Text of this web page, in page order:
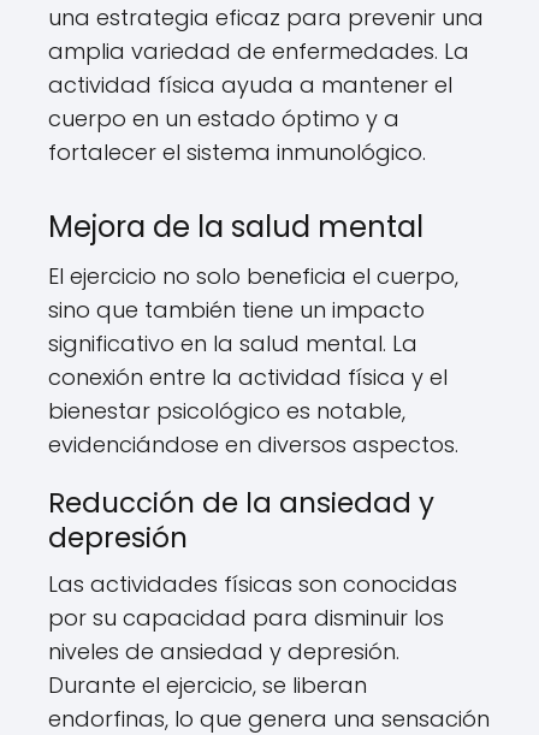
una estrategia eficaz para prevenir una
amplia variedad de enfermedades. La
actividad física ayuda a mantener el
cuerpo en un estado óptimo y a
fortalecer el sistema inmunológico.
Mejora de la salud mental
El ejercicio no solo beneficia el cuerpo,
sino que también tiene un impacto
significativo en la salud mental. La
conexión entre la actividad física y el
bienestar psicológico es notable,
evidenciándose en diversos aspectos.
Reducción de la ansiedad y
depresión
Las actividades físicas son conocidas
por su capacidad para disminuir los
niveles de ansiedad y depresión.
Durante el ejercicio, se liberan
endorfinas, lo que genera una sensación